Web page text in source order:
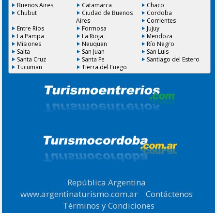
Buenos Aires Catamarca
Chaco
Chubut
Ciudad de Buenos
Aires
Cordoba
Corrientes
Entre Ríos
Formosa
Jujuy
La Pampa
La Rioja
Mendoza
Misiones
Neuquen
Río Negro
Salta
San Juan
San Luis
Santa Cruz
Santa Fe
Santiago del Estero
Tucuman
Tierra del Fuego
República Argentina
www.argentinaturismo.com.ar| Contáctenos
Términos y Condiciones